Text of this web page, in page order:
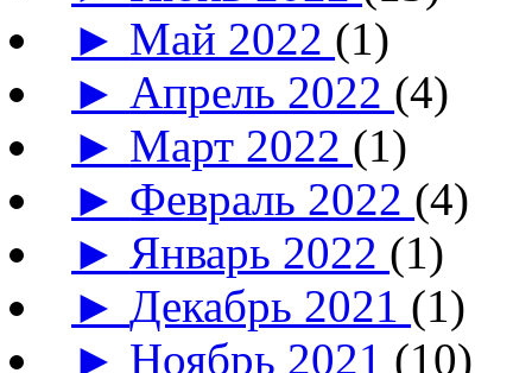
► Май 2022 (1)
► Апрель 2022 (4)
► Март 2022 (1)
► Февраль 2022 (4)
► Январь 2022 (1)
►Декабрь 2021 (1)
► Ноябрь 2021 (10)